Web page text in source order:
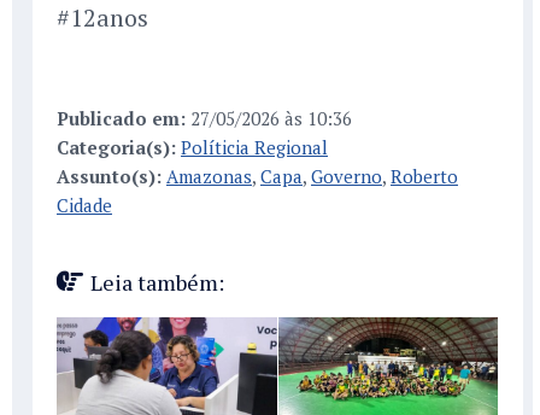
#12anos
Publicado em: 27/05/2026 às 10:36
Categoria(s): Políticia Regional
Assunto(s): Amazonas, Capa, Governo, Roberto
Cidade
Leia também: